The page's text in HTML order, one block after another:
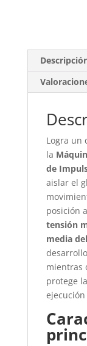
Logra un
la
de
aislar el
posición
tensión
media
mientras
protege